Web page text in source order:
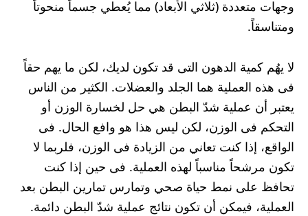
وجهات متعددة (ثلاثي الأبعاد) مما يُعطي جسماً منحوتاً
ومتناسقاً.
لا يهُم كمية الدهون التى قد تكون لديك، لكن ما يهم حقاً
فى هذه العملية هما الجلد والعضلات. الكثير من الناس
يعتبر أن عملية شدّ البطن هي حل لخسارة الوزن أو
التحكم فى الوزن، لكن ليس هذا هو وافع الحال. فى
الواقع، إذا كنت تعاني من الزيادة فى الوزن، فلربما لا
تكون مرشحاً مناسباً لهذه العملية. فى حين إذا كنت
تحافظ على نمط حياة صحي وتمارس تمارين البطن بعد
العملية، فيمكن أن تكون نتائج عملية شدّ البطن دائمة.